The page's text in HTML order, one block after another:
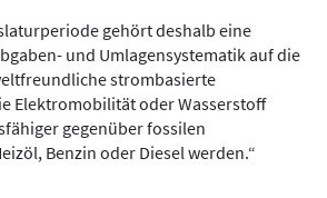
gehört deshalb eine
und Umlagensystematik auf die
strombasierte
Elektromobilität oder Wasserstoff
gegenüber fossilen
Benzin oder Diesel werden.“